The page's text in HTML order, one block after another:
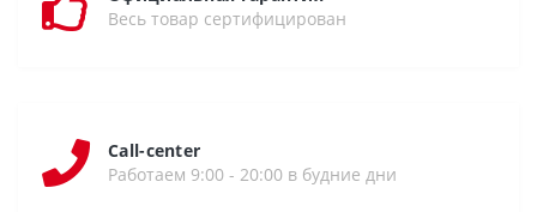
Весь товар сертифицирован
Call-center
Работаем 9:00 - 20:00 в будние дни